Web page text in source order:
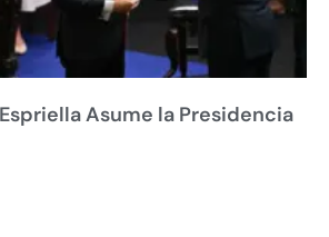
Asume la Presidencia